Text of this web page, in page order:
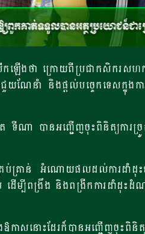
ើងថា ក្រោយពីប្រជាកសិករសហក
យណែនាំ​ និងផ្តល់បច្ចេកទេសក្នុង
ឌិត ទីណា បានអញ្ជើញចុះពិនិត្យកា
រាន់ អំណោយផលដល់ការដាំដុះទាំ
ម្បីពង្រឹង​ និងពង្រីកការដាំដុះដំ
កាសនោះដែរក៏បានអញ្ជើញចុះពិ